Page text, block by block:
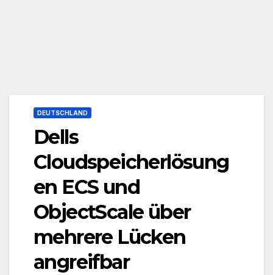
DEUTSCHLAND
Dells
Cloudspeicherlösung
en ECS und
ObjectScale über
mehrere Lücken
angreifbar